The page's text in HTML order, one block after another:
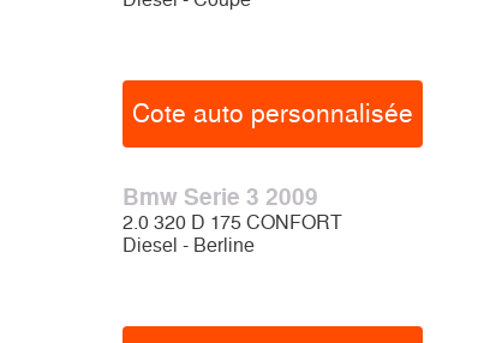
Cote auto personnalisée
Bmw Serie 3 2009
2.0 320 D 175 CONFORT
Diesel - Berline